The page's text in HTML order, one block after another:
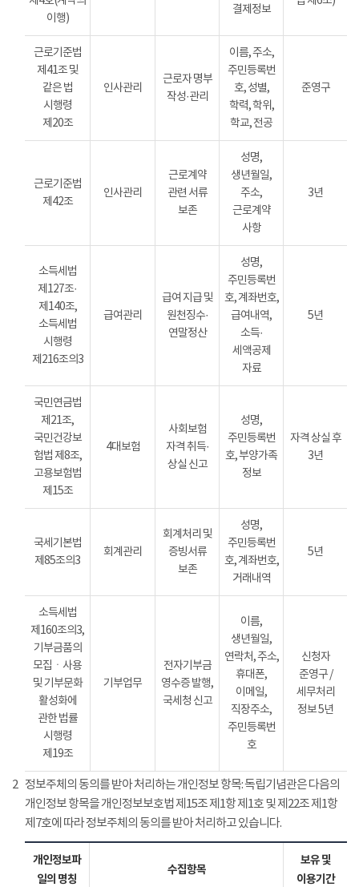
이행)
결제정보
근로기준법
제41조 및
같은 법
시행령
제20조
인사관리
근로자 명부
작성·관리
이름, 주소,
주민등록번
호, 성별,
학력, 학위,
학교, 전공
준영구
근로기준법
제42조
인사관리
근로계약
관련 서류
보존
성명,
생년월일,
주소,
근로계약
사항
3년
소득세법
제127조·
제140조,
소득세법
시행령
제216조의3
급여관리
급여 지급 및
원천징수·
연말정산
성명,
주민등록번
호, 계좌번호,
급여내역,
소득·
세액공제
자료
5년
국민연금법
제21조,
국민건강보
험법 제8조,
고용보험법
제15조
4대보험
사회보험
자격 취득·
상실 신고
성명,
주민등록번
호, 부양가족
정보
자격 상실 후
3년
국세기본법
제85조의3
회계관리
회계처리 및
증빙서류
보존
성명,
주민등록번
호, 계좌번호,
거래내역
5년
소득세법
제160조의3,
기부금품의
모집ㆍ사용
및 기부문화
활성화에
관한 법률
시행령
제19조
기부업무
전자기부금
영수증 발행,
국세청 신고
이름,
생년월일,
연락처, 주소,
휴대폰,
이메일,
직장주소,
주민등록번
호
신청자
준영구 /
세무처리
정보 5년
2 정보주체의 동의를 받아 처리하는 개인정보 항목: 독립기념관은 다음의
개인정보 항목을 개인정보보호법 제15조 제1항 제1호 및 제22조 제1항
제7호에 따라 정보주체의 동의를 받아 처리하고 있습니다.
개인정보파
일의 명칭
수집항목
보유 및
이용기간